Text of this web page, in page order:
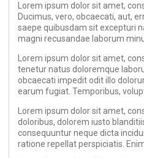
Lorem ipsum dolor sit amet,
Ducimus, vero, obcaecati, aut,
saepe quibusdam sit excepturi
magni recusandae laborum
Lorem ipsum dolor sit amet,
tenetur natus doloremque
obcaecati impedit odit illo
earum fugiat. Temporibus,
Lorem ipsum dolor sit amet,
doloribus, dolorem iusto
consequuntur neque dicta
ratione repellat perspiciatis.